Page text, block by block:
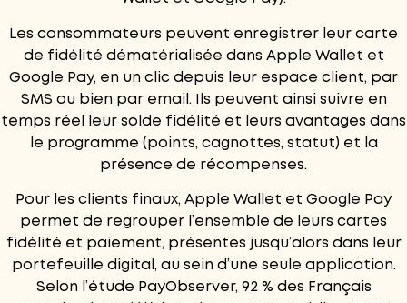
Les consommateurs peuvent enregistrer leur carte
de fidélité dématérialisée dans Apple Wallet et
Google Pay, en un clic depuis leur espace client, par
SMS ou bien par email. Ils peuvent ainsi suivre en
temps réel leur solde fidélité et leurs avantages dans
le programme (points, cagnottes, statut) et la
présence de récompenses.
Pour les clients finaux, Apple Wallet et Google Pay
permet de regrouper l’ensemble de leurs cartes
fidélité et paiement, présentes jusqu’alors dans leur
portefeuille digital, au sein d’une seule application.
Selon l’étude PayObserver, 92 % des Français